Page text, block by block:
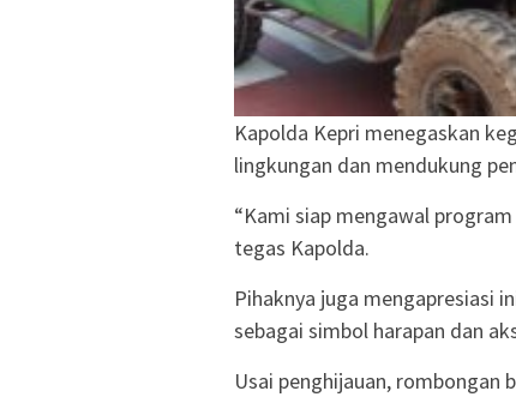
Kapolda Kepri menegaskan
lingkungan dan mendukung
“Kami siap mengawal
tegas Kapolda.
Pihaknya juga mengapresiasi
sebagai simbol harapan dan
Usai penghijauan, rombongan